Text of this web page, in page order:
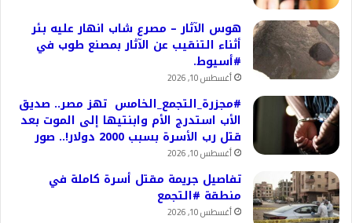
هوس الآثار – مصرع شاب انهار عليه بئر
أثناء التنقيب عن الآثار بمصنع طوب في
#أسيوط.
أغسطس 10, 2026
#مجزرة_التجمع_الخامس تهز مصر.. صديق
الأب استدرج الأم وابنتيها إلى الموت بعد
قتل رب الأسرة بسبب 2000 دولار!.. صور
أغسطس 10, 2026
تفاصيل جريمة مقتل أسرة كاملة في
منطقة #التجمع
أغسطس 10, 2026